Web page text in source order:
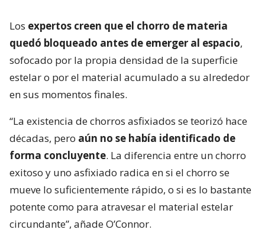
Los expertos creen que el chorro de materia
quedó bloqueado antes de emerger al espacio,
sofocado por la propia densidad de la superficie
estelar o por el material acumulado a su alrededor
en sus momentos finales.
“La existencia de chorros asfixiados se teorizó hace
décadas, pero aún no se había identificado de
forma concluyente. La diferencia entre un chorro
exitoso y uno asfixiado radica en si el chorro se
mueve lo suficientemente rápido, o si es lo bastante
potente como para atravesar el material estelar
circundante”, añade O’Connor.